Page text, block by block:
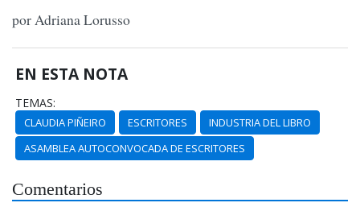
por Adriana Lorusso
EN ESTA NOTA
TEMAS:
CLAUDIA PIÑEIRO ESCRITORES
INDUSTRIA DEL LIBRO
ASAMBLEA AUTOCONVOCADA DE ESCRITORES
Comentarios